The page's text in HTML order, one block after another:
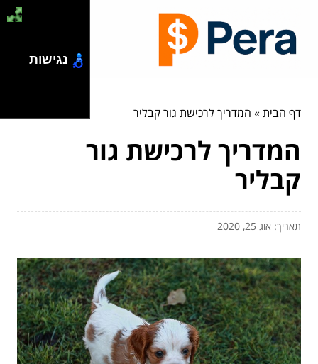
דף הבית» המדריך לרכישת גור קבליר
המדריך לרכישת גור
קבליר
תאריך: אוג 25, 2020
נגישות